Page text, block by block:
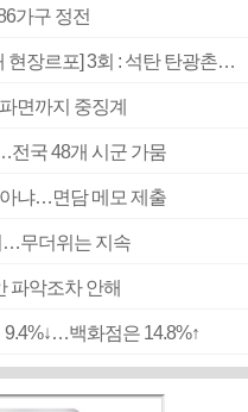
가구 정전
[2026 부산청소년극지체험탐험대 현장르포] 3회 : 석탄 탄광촌에서 북극 연구의 중심지로
면까지 중징계
전국 48개 시군 가뭄
냐…면담 메모 제출
…무더위는 지속
파악조차 안해
백화점은 14.8%↑